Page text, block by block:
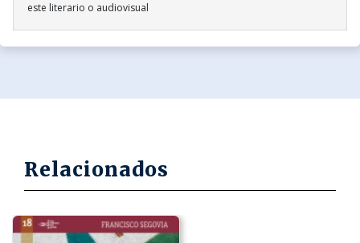
este literario o audiovisual
Relacionados